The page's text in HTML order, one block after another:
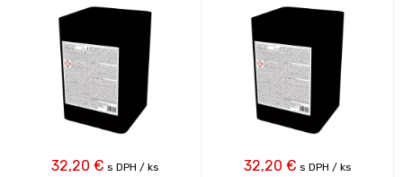
32,20 € s DPH / ks
32,20 € s DPH / ks